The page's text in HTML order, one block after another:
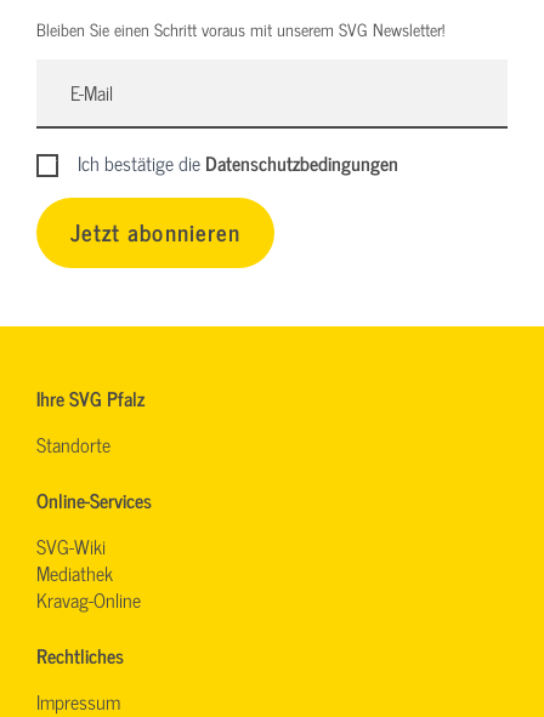
Bleiben Sie einen Schritt voraus mit unserem SVG Newsletter!
Ich bestätige dieDatenschutzbedingungen
Jetzt abonnieren
Ihre SVG Pfalz
Standorte
Online-Services
SVG-Wiki
Mediathek
Kravag-Online
Rechtliches
Impressum